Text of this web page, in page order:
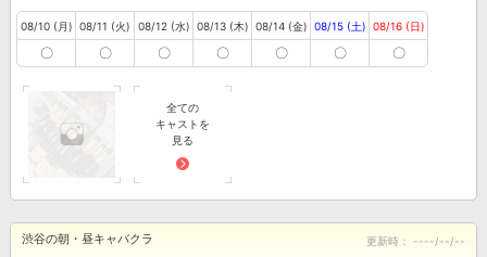
08/10 (月)
〇
08/11 (火)
〇
08/12 (水)
〇
08/13 (木)
〇
08/14 (金)
〇
08/15 (土)
〇
08/16 (日)
〇
全ての
キャストを
見る
渋谷の朝・昼キャバクラ 更新時： ----/--/--